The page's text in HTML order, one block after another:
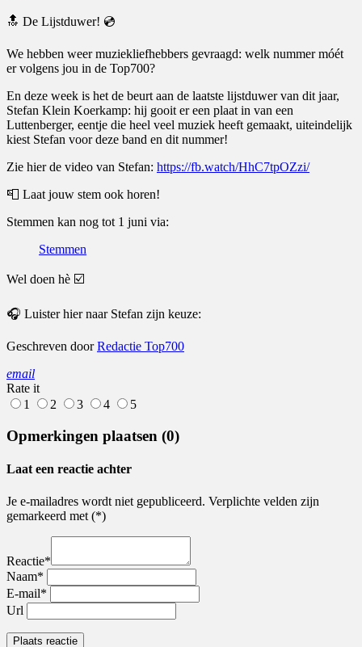
🔝 De Lijstduwer! 💿
We hebben weer muziekliefhebbers gevraagd: welk nummer móét
er volgens jou in de Top700?
En deze week is het de beurt aan de laatste lijstduwer van dit jaar,
Stefan Klein Koerkamp: hij gooit er een plaat in van een
Luttenberger, eentje die heel veel muziek heeft gemaakt, uiteindelijk
kiest Stefan voor deze band en dit nummer!
Zie hier de video van Stefan: https://fb.watch/HhC7tpOZzi/
📮 Laat jouw stem ook horen!
Stemmen kan nog tot 1 juni via:
Stemmen
Wel doen hè ☑️
🎧 Luister hier naar Stefan zijn keuze:
Geschreven doorRedactie Top700
email
Rate it
1
2 3 4 5
Opmerkingen plaatsen (0)
Laat een reactie achter
Je e-mailadres wordt niet gepubliceerd. Verplichte velden zijn
gemarkeerd met (*)
Reactie*
Naam*
E-mail*
Url